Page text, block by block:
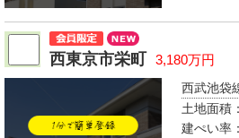
西東京市栄町 3,180万円
西武池袋
土地面積：
建ぺい率